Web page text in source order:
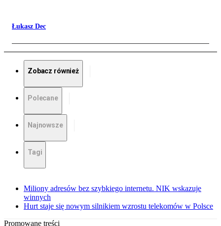
Łukasz Dec
Zobacz również
Polecane
Najnowsze
Tagi
Miliony adresów bez szybkiego internetu. NIK wskazuje
winnych
Hurt staje się nowym silnikiem wzrostu telekomów w Polsce
Promowane treści